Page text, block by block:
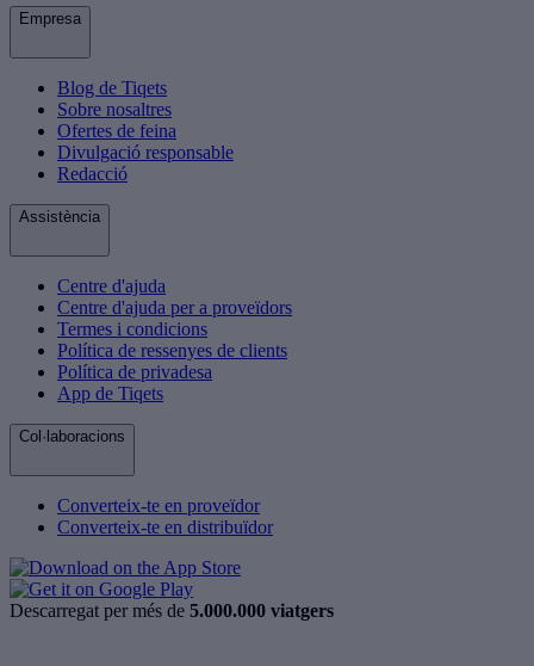
Empresa
Blog de Tiqets
Sobre nosaltres
Ofertes de feina
Divulgació responsable
Redacció
Assistència
Centre d'ajuda
Centre d'ajuda per a proveïdors
Termes i condicions
Política de ressenyes de clients
Política de privadesa
App de Tiqets
Col·laboracions
Converteix-te en proveïdor
Converteix-te en distribuïdor
Descarregat per més de 5.000.000 viatgers